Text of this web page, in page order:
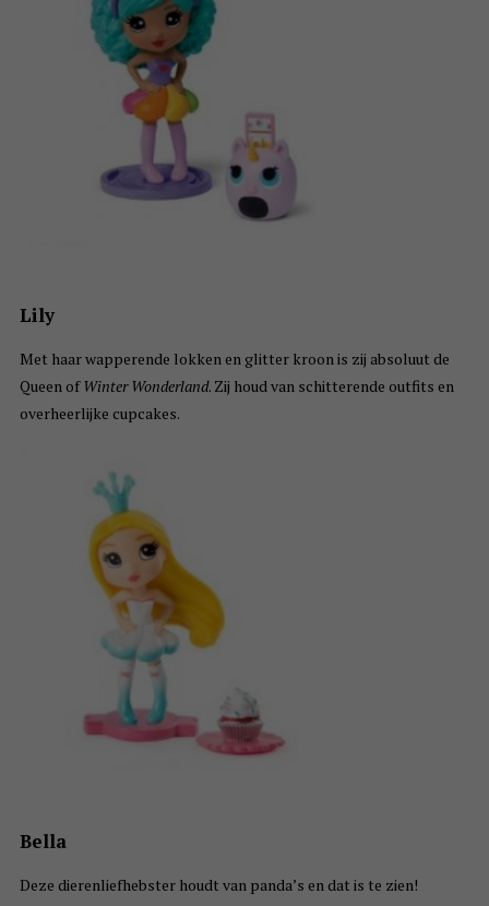
Lily
Met haar wapperende lokken en glitter kroon is zij absoluut de
Queen ofWinter Wonderland. Zij houd van schitterende outfits en
overheerlijke cupcakes.
Bella
Deze dierenliefhebster houdt van panda’s en dat is te zien!